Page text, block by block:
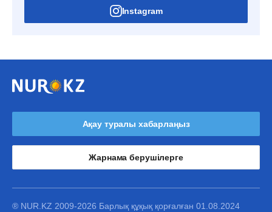
Instagram
Ақау туралы хабарлаңыз
Жарнама берушілерге
® NUR.KZ 2009-2026 Барлық құқық қорғалған 01.08.2024